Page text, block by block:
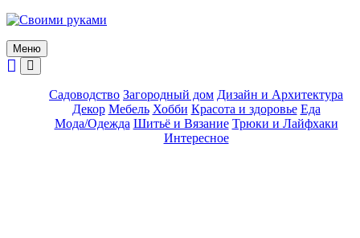
Skip
content
Меню
Садоводство Загородный дом Дизайн и Архитектура
Декор Мебель Хобби Красота и здоровье Еда
Мода/Одежда Шитьё и Вязание Трюки и Лайфхаки
Интересное